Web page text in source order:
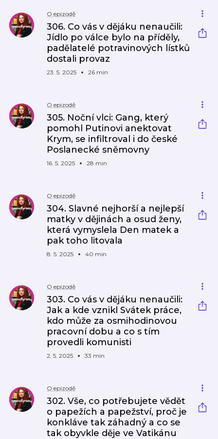
O epizodě
306. Co vás v dějáku nenaučili:
Jídlo po válce bylo na příděly,
padělatelé potravinových lístků
dostali provaz
23. 5. 2025 26 min
O epizodě
305. Noční vlci: Gang, který
pomohl Putinovi anektovat
Krym, se infiltroval i do české
Poslanecké sněmovny
16. 5. 2025 28 min
O epizodě
304. Slavné nejhorší a nejlepší
matky v dějinách a osud ženy,
která vymyslela Den matek a
pak toho litovala
8. 5. 2025 40 min
O epizodě
303. Co vás v dějáku nenaučili:
Jak a kde vznikl Svátek práce,
kdo může za osmihodinovou
pracovní dobu a co s tím
provedli komunisti
2. 5. 2025 33 min
O epizodě
302. Vše, co potřebujete vědět
o papežích a papežství, proč je
konkláve tak záhadný a co se
tak obyvkle děje ve Vatikánu